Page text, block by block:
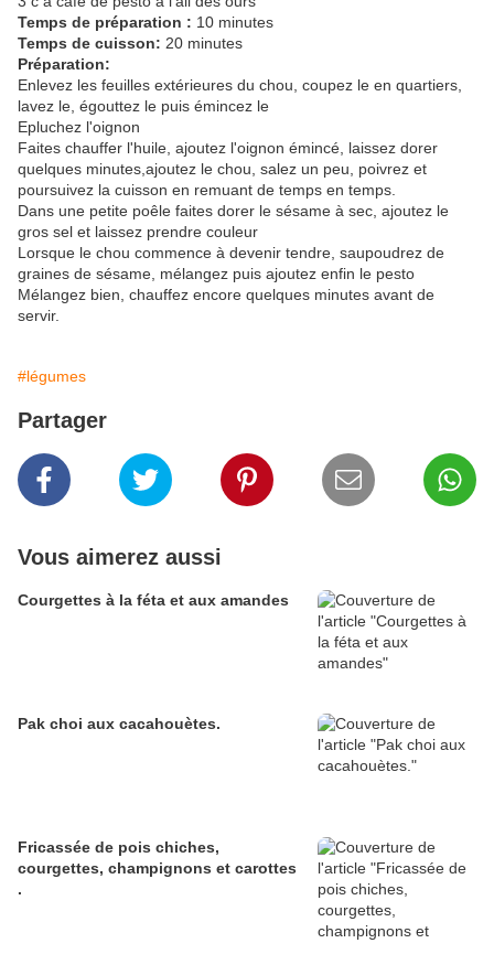
Temps de préparation : 10 minutes
Temps de cuisson: 20 minutes
Préparation:
Enlevez les feuilles extérieures du chou, coupez le en quartiers,
lavez le, égouttez le puis émincez le
Epluchez l'oignon
Faites chauffer l'huile, ajoutez l'oignon émincé, laissez dorer
quelques minutes,ajoutez le chou, salez un peu, poivrez et
poursuivez la cuisson en remuant de temps en temps.
Dans une petite poêle faites dorer le sésame à sec, ajoutez le
gros sel et laissez prendre couleur
Lorsque le chou commence à devenir tendre, saupoudrez de
graines de sésame, mélangez puis ajoutez enfin le pesto
Mélangez bien, chauffez encore quelques minutes avant de
servir.
#légumes
Partager
Vous aimerez aussi
Courgettes à la féta et aux amandes
Pak choi aux cacahouètes.
Fricassée de pois chiches,
courgettes, champignons et carottes
.